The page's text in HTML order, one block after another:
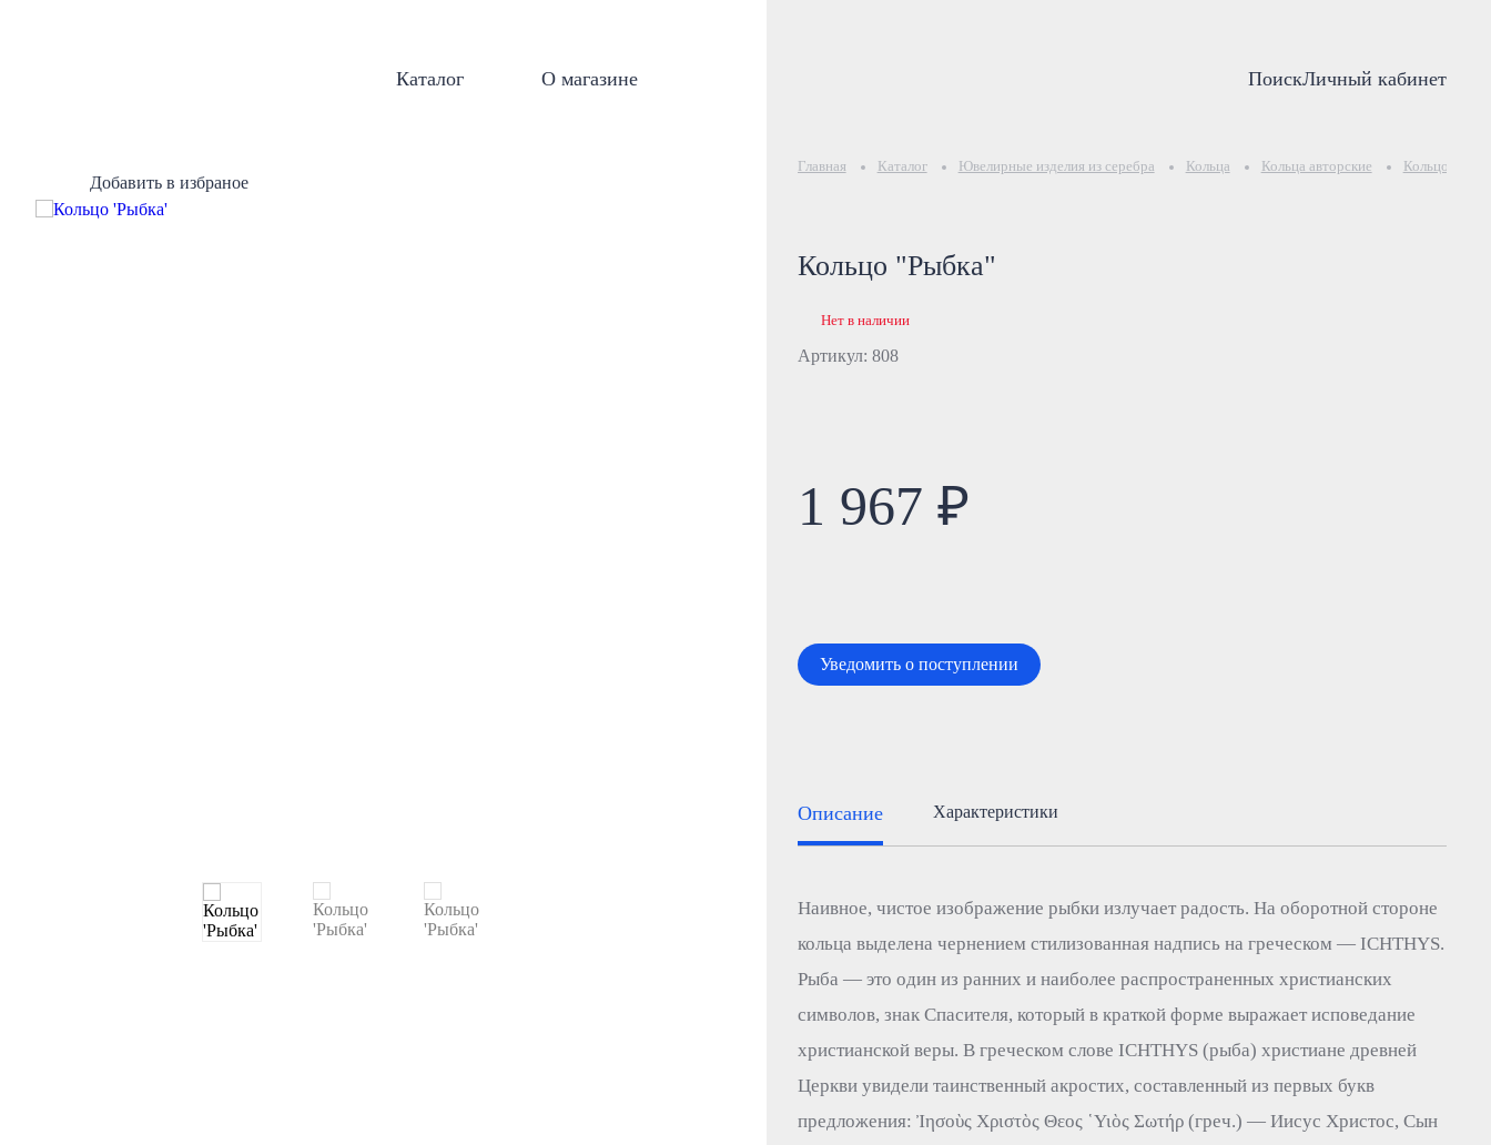
Каталог О магазине ПоискЛичный кабинет
Добавить в избраное
Главная Каталог Ювелирные изделия из серебра Кольца Кольца авторские Кольцо
Кольцо "Рыбка"
Артикул: 808
Нет в наличии
1 967 ₽
Уведомить о поступлении
Описание Характеристики
Наивное, чистое изображение рыбки излучает радость. На оборотной стороне
кольца выделена чернением стилизованная надпись на греческом — ICHTHYS.
Рыба — это один из ранних и наиболее распространенных христианских
символов, знак Спасителя, который в краткой форме выражает исповедание
христианской веры. В греческом слове ICHTHYS (рыба) христиане древней
Церкви увидели таинственный акростих, составленный из первых букв
предложения: Ἰησοὺς Χριστὸς Θεoς ῾Υιὸς Σωτήρ (греч.) — Иисус Христос, Сын